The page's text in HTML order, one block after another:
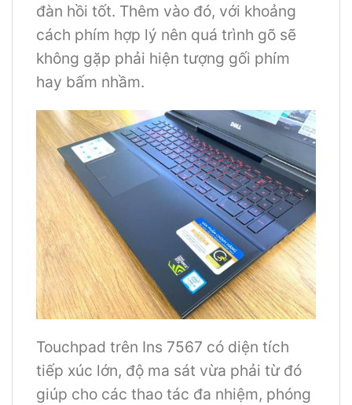
đàn hồi tốt. Thêm vào đó, với khoảng
cách phím hợp lý nên quá trình gõ sẽ
không gặp phải hiện tượng gối phím
hay bấm nhầm.
Touchpad trên Ins 7567 có diện tích
tiếp xúc lớn, độ ma sát vừa phải từ đó
giúp cho các thao tác đa nhiệm, phóng